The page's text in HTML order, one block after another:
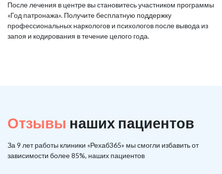
После лечения в центре вы становитесь участником программы
«Год патронажа». Получите бесплатную поддержку
профессиональных наркологов и психологов после вывода из
запоя и кодирования в течение целого года.
Отзывы наших пациентов
За 9 лет работы клиники «Рехаб365» мы смогли избавить от
зависимости более 85%, наших пациентов